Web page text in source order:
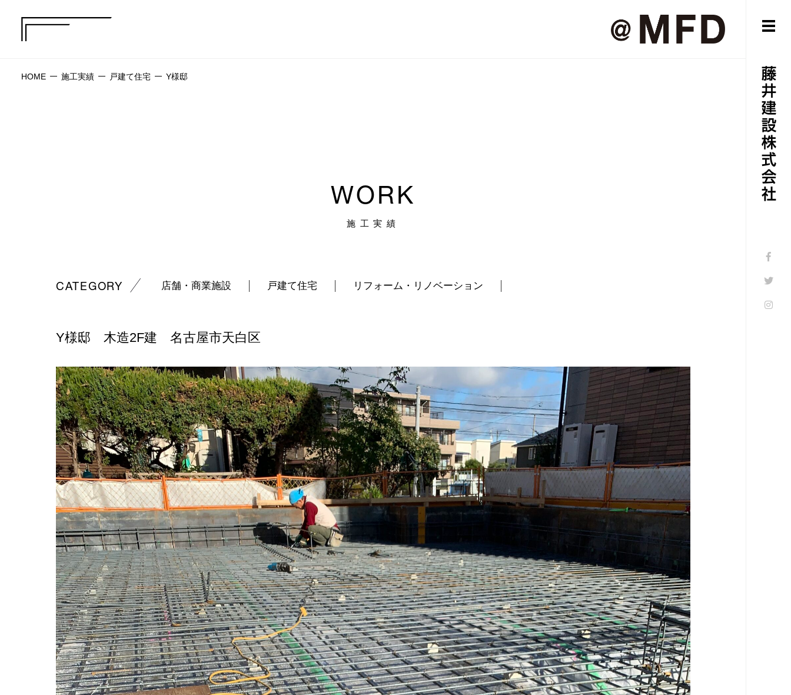
HOME 施工実績 戸建て住宅 Y様邸
WORK
施工実績
CATEGORY 店舗・商業施設 戸建て住宅 リフォーム・リノベーション
Y様邸 木造2F建 名古屋市天白区